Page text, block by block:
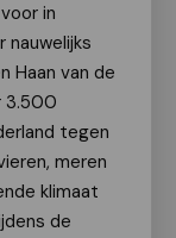
in
nauwelijks
Haan van de
3.500
tegen
meren
klimaat
de